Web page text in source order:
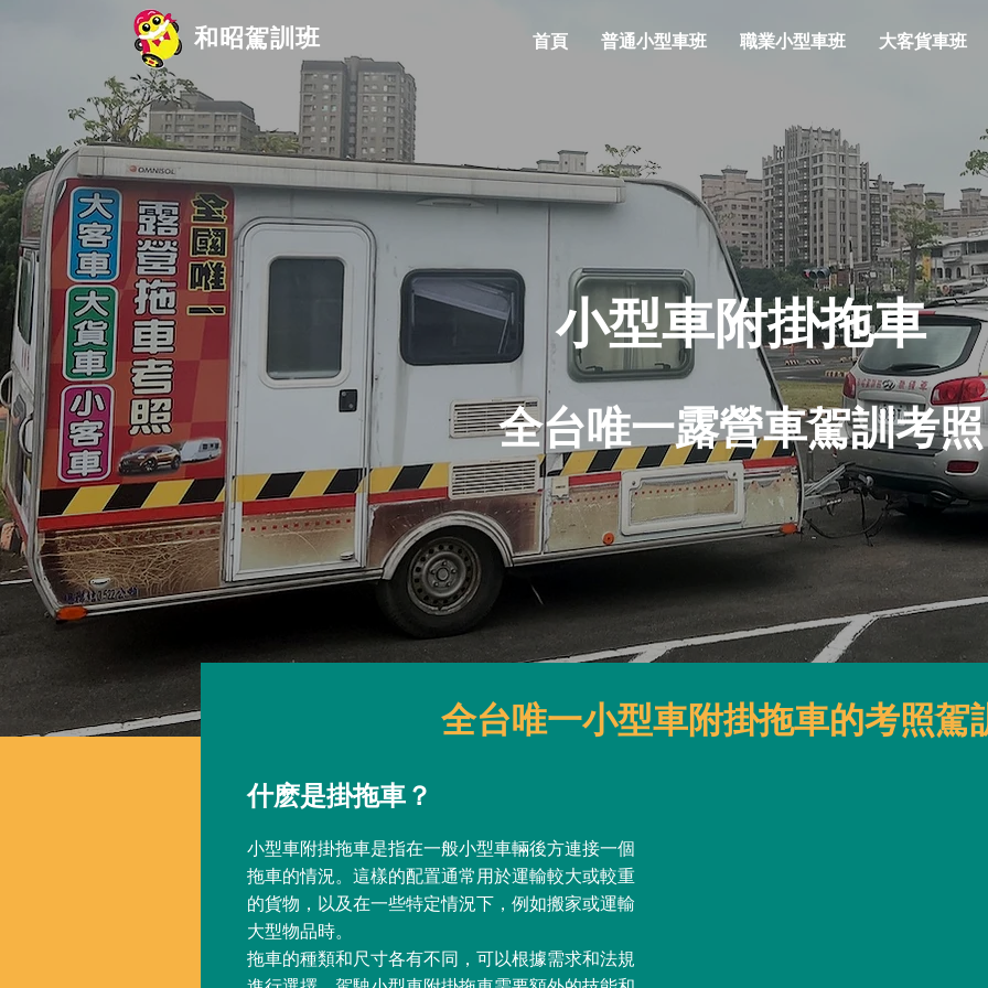
和昭駕訓班 首頁 普通小型車班 職業小型車班 大客貨車班
小型車附掛拖車
全台唯一露營車駕訓考照
全台唯一小型車附掛拖車的考照駕
什麽是掛拖車？
小型車附掛拖車是指在一般小型車輛後方連接一個
拖車的情況。這樣的配置通常用於運輸較大或較重
的貨物，以及在一些特定情況下，例如搬家或運輸
大型物品時。
拖車的種類和尺寸各有不同，可以根據需求和法規